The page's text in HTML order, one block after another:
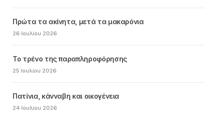
Πρώτα τα ακίνητα, μετά τα μακαρόνια
26 Ιουλίου 2026
Το τρένο της παραπληροφόρησης
25 Ιουλίου 2026
Πατίνια, κάνναβη και οικογένεια
24 Ιουλίου 2026